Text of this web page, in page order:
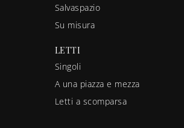
Salvaspazio
Su misura
LETTI
Singoli
A una piazza e mezza
Letti a scomparsa